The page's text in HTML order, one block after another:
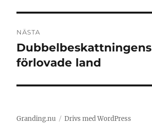
NÄSTA
Nästa
inlägg:
Dubbelbeskattningens
förlovade land
Granding.nu Drivs med WordPress